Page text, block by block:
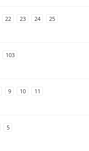
22 23 24 25
103
9 10 11
5